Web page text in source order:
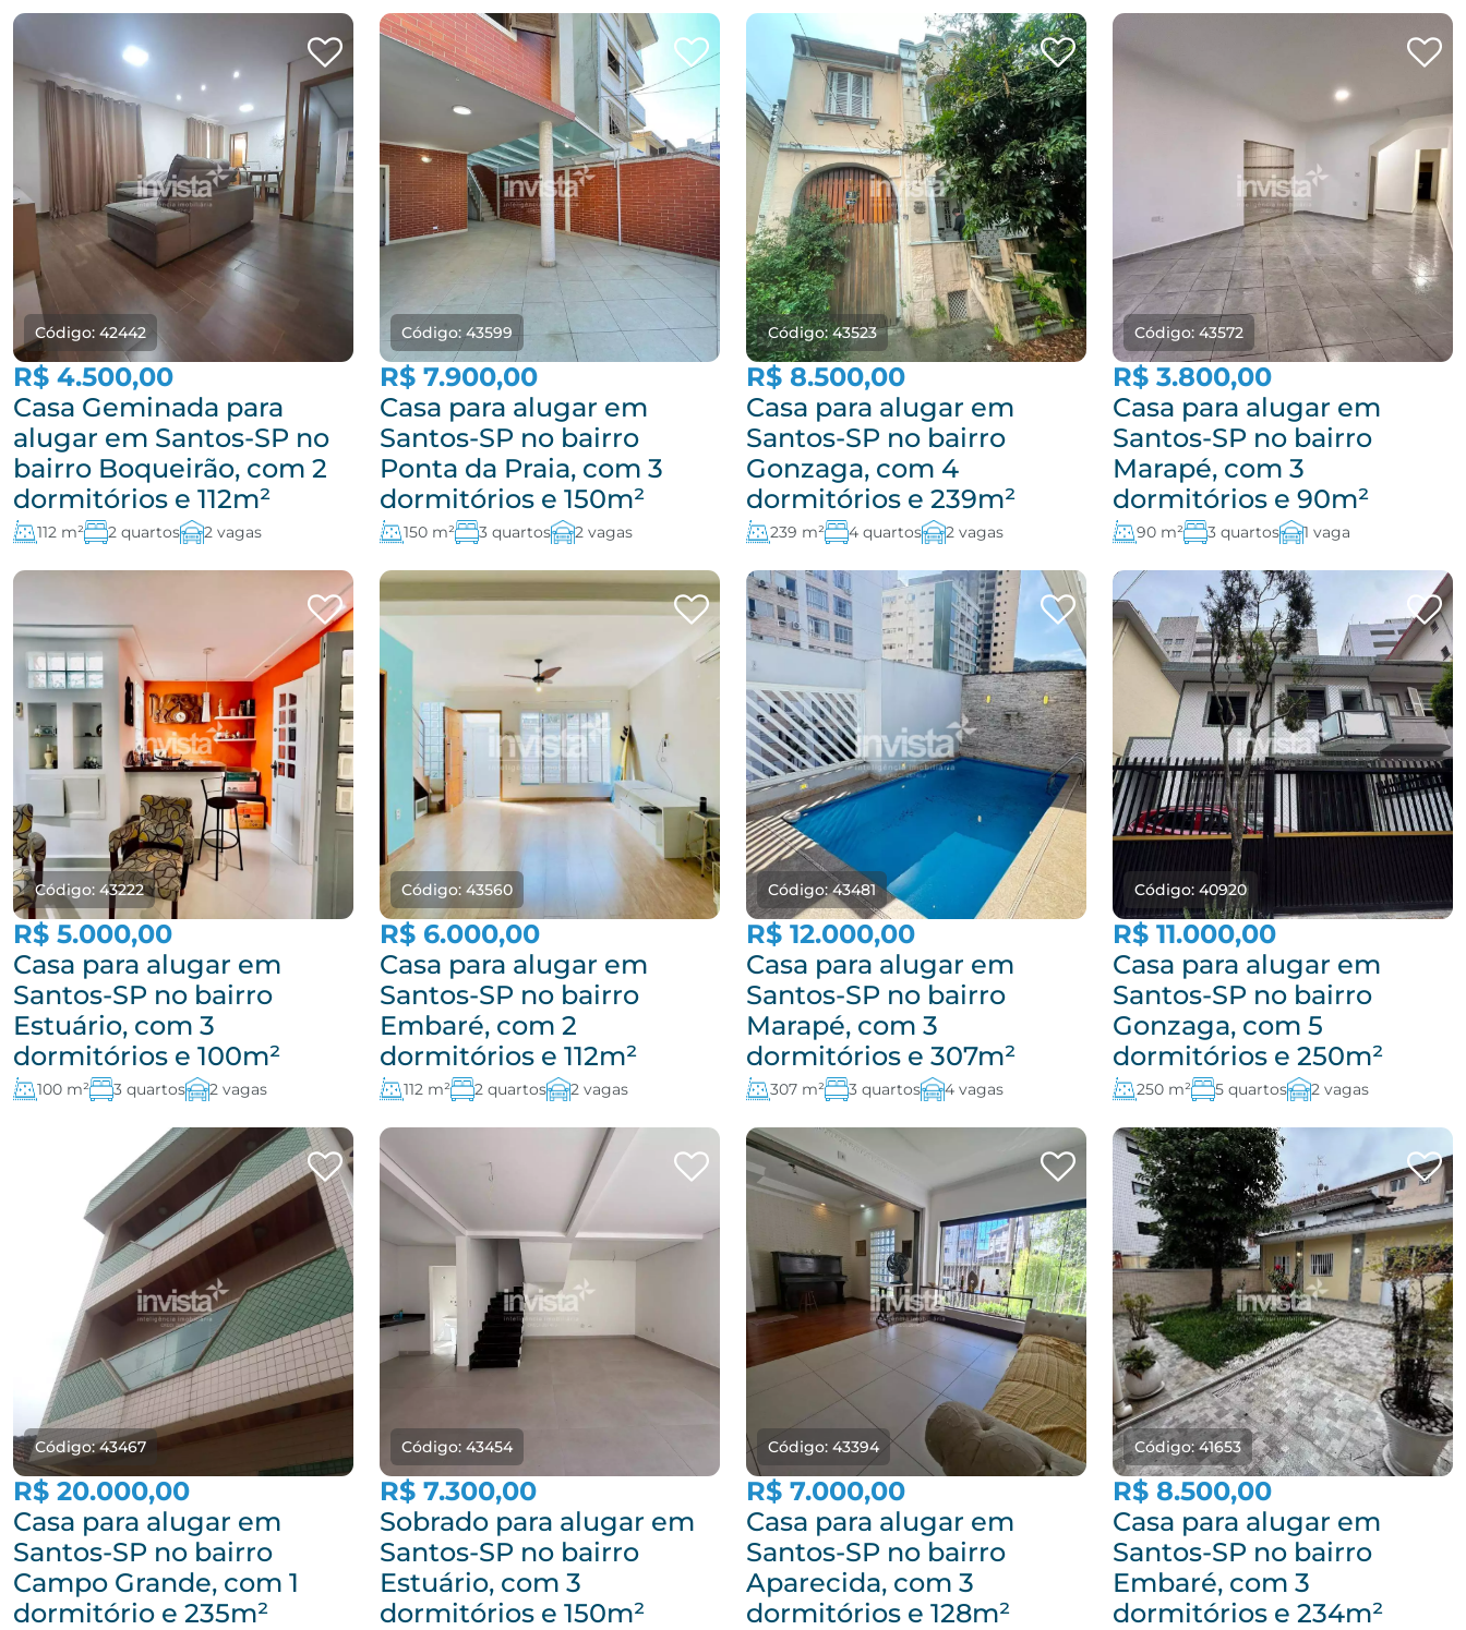
Código: 42442
R$ 4.500,00
Casa Geminada para
alugar em Santos-SP no
bairro Boqueirão, com 2
dormitórios e 112m²
112 m² 2 quartos 2 vagas
Código: 43599
R$ 7.900,00
Casa para alugar em
Santos-SP no bairro
Ponta da Praia, com 3
dormitórios e 150m²
150 m² 3 quartos 2 vagas
Código: 43523
R$ 8.500,00
Casa para alugar em
Santos-SP no bairro
Gonzaga, com 4
dormitórios e 239m²
239 m² 4 quartos 2 vagas
Código: 43572
R$ 3.800,00
Casa para alugar em
Santos-SP no bairro
Marapé, com 3
dormitórios e 90m²
90 m² 3 quartos 1 vaga
Código: 43222
R$ 5.000,00
Casa para alugar em
Santos-SP no bairro
Estuário, com 3
dormitórios e 100m²
100 m² 3 quartos 2 vagas
Código: 43560
R$ 6.000,00
Casa para alugar em
Santos-SP no bairro
Embaré, com 2
dormitórios e 112m²
112 m² 2 quartos 2 vagas
Código: 43481
R$ 12.000,00
Casa para alugar em
Santos-SP no bairro
Marapé, com 3
dormitórios e 307m²
307 m² 3 quartos 4 vagas
Código: 40920
R$ 11.000,00
Casa para alugar em
Santos-SP no bairro
Gonzaga, com 5
dormitórios e 250m²
250 m² 5 quartos 2 vagas
Código: 43467
R$ 20.000,00
Casa para alugar em
Santos-SP no bairro
Campo Grande, com 1
dormitório e 235m²
Código: 43454
R$ 7.300,00
Sobrado para alugar em
Santos-SP no bairro
Estuário, com 3
dormitórios e 150m²
Código: 43394
R$ 7.000,00
Casa para alugar em
Santos-SP no bairro
Aparecida, com 3
dormitórios e 128m²
Código: 41653
R$ 8.500,00
Casa para alugar em
Santos-SP no bairro
Embaré, com 3
dormitórios e 234m²